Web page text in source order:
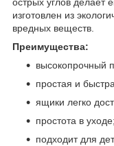
острых углов делает
изготовлен из
вредных веществ.
Преимущества:
высокопрочный
простая и
ящики легко
простота в уходе;
подходит для